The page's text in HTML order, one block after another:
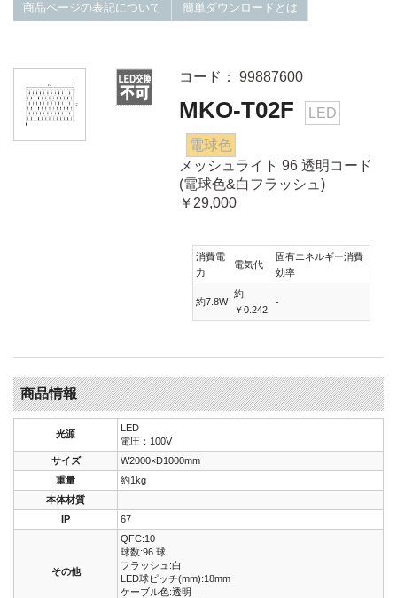
商品ページの表記について 簡単ダウンロードとは
コード： 99887600
MKO-T02F LED
電球色
メッシュライト 96 透明コード
(電球色&白フラッシュ)
￥29,000
消費電
力
電気代
固有エネルギー消費
効率
約7.8W
約
￥0.242
-
商品情報
光源
LED
電圧：100V
サイズ
W2000×D1000mm
重量
約1kg
本体材質
IP
67
その他
QFC:10
球数:96 球
フラッシュ:白
LED球ピッチ(mm):18mm
ケーブル色:透明